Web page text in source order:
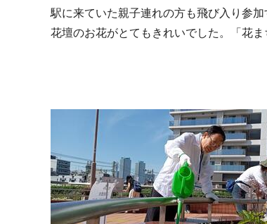
駅に来ていた親子連れの方も飛び入り参
花壇のお花がとてもきれいでした。「花